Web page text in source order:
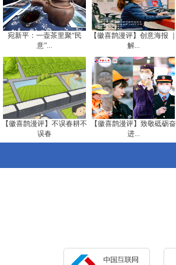
宛新平：一壶茶里聚“民
意”...
【徽喜鹊漫评】创意海报 ｜
解...
【徽喜鹊漫评】不误春耕不
误春
【徽喜鹊漫评】致敬砥砺奋
进...